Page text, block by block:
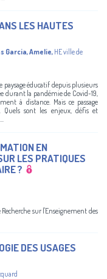
LES HAUTES
Garcia, Amelie, HE ville de
éducatif depuis plusieurs
durant la pandémie de Covid-19,
à distance. Mais ce passage
sont les enjeux, défis et
EN
LES PRATIQUES
?
sur l'Enseignement des
DES USAGES